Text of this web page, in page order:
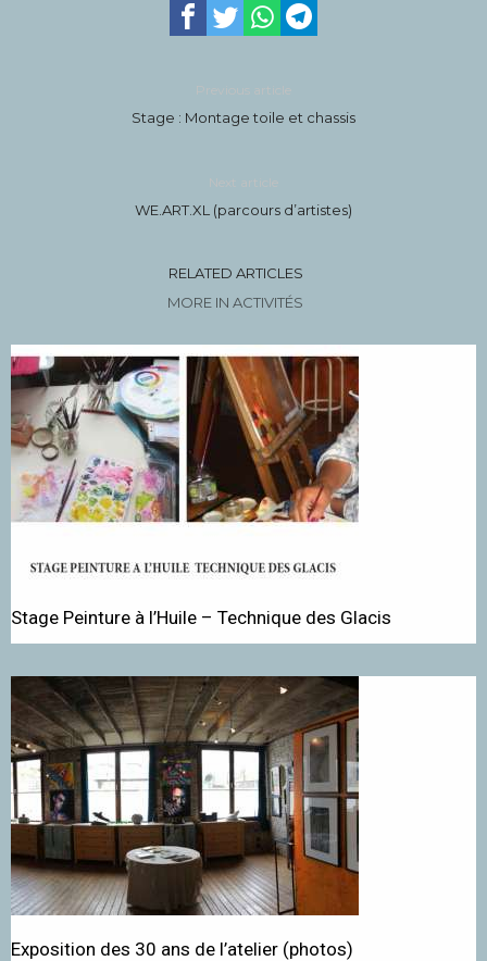
Previous article
Stage : Montage toile et chassis
Next article
WE.ART.XL (parcours d’artistes)
RELATED ARTICLES
MORE IN ACTIVITÉS
Stage Peinture à l’Huile – Technique des Glacis
Exposition des 30 ans de l’atelier (photos)